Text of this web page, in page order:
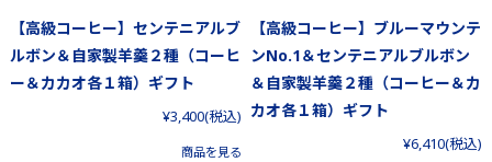
【高級コーヒー】センテニアルブ
ルボン＆自家製羊羹２種（コーヒ
ー＆カカオ各１箱）ギフト
¥3,400(税込)
商品を見る
【高級コーヒー】ブルーマウンテ
ンNo.1＆センテニアルブルボン
＆自家製羊羹２種（コーヒー＆カ
カオ各１箱）ギフト
¥6,410(税込)